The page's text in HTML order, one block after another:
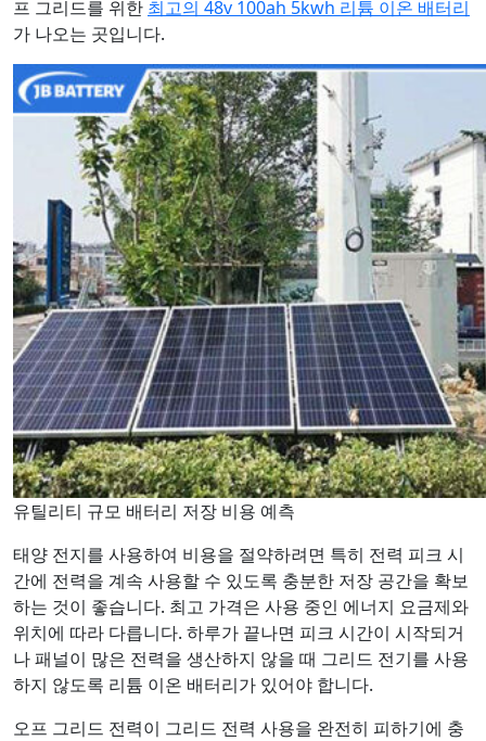
프 그리드를 위한 최고의 48v 100ah 5kwh 리튬 이온 배터리
가 나오는 곳입니다.
유틸리티 규모 배터리 저장 비용 예측
태양 전지를 사용하여 비용을 절약하려면 특히 전력 피크 시
간에 전력을 계속 사용할 수 있도록 충분한 저장 공간을 확보
하는 것이 좋습니다. 최고 가격은 사용 중인 에너지 요금제와
위치에 따라 다릅니다. 하루가 끝나면 피크 시간이 시작되거
나 패널이 많은 전력을 생산하지 않을 때 그리드 전기를 사용
하지 않도록 리튬 이온 배터리가 있어야 합니다.
오프 그리드 전력이 그리드 전력 사용을 완전히 피하기에 충